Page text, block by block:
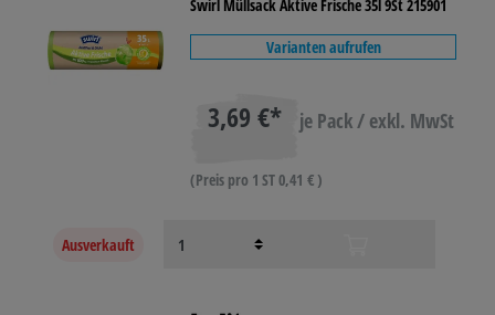
Swirl Müllsack Aktive Frische 35l 9St 215901
Varianten aufrufen
3,69 €* je Pack / exkl. MwSt
(Preis pro 1 ST 0,41 € )
Ausverkauft